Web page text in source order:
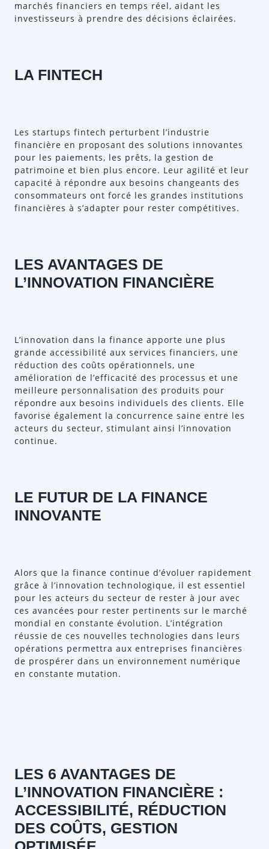
marchés financiers en temps réel, aidant les
investisseurs à prendre des décisions éclairées.
LA FINTECH
Les startups fintech perturbent l’industrie
financière en proposant des solutions innovantes
pour les paiements, les prêts, la gestion de
patrimoine et bien plus encore. Leur agilité et leur
capacité à répondre aux besoins changeants des
consommateurs ont forcé les grandes institutions
financières à s’adapter pour rester compétitives.
LES AVANTAGES DE
L’INNOVATION FINANCIÈRE
L’innovation dans la finance apporte une plus
grande accessibilité aux services financiers, une
réduction des coûts opérationnels, une
amélioration de l’efficacité des processus et une
meilleure personnalisation des produits pour
répondre aux besoins individuels des clients. Elle
favorise également la concurrence saine entre les
acteurs du secteur, stimulant ainsi l’innovation
continue.
LE FUTUR DE LA FINANCE
INNOVANTE
Alors que la finance continue d’évoluer rapidement
grâce à l’innovation technologique, il est essentiel
pour les acteurs du secteur de rester à jour avec
ces avancées pour rester pertinents sur le marché
mondial en constante évolution. L’intégration
réussie de ces nouvelles technologies dans leurs
opérations permettra aux entreprises financières
de prospérer dans un environnement numérique
en constante mutation.
LES 6 AVANTAGES DE
L’INNOVATION FINANCIÈRE :
ACCESSIBILITÉ, RÉDUCTION
DES COÛTS, GESTION